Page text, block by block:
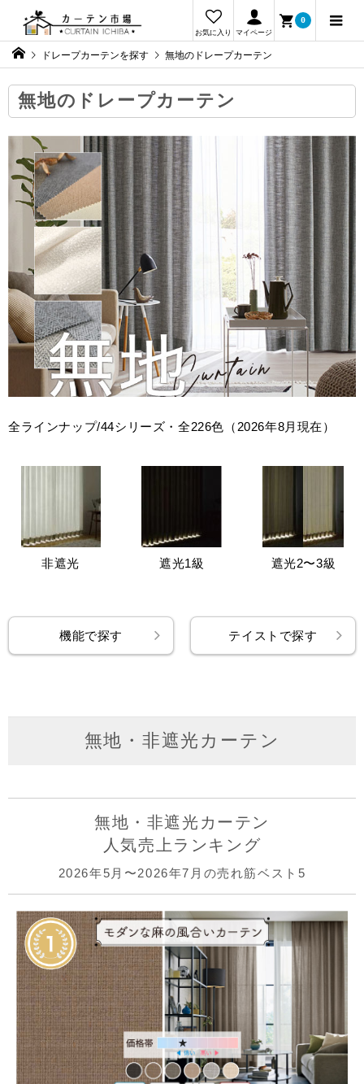
0
お気に入り マイページ
ドレープカーテンを探す 無地のドレープカーテン
無地のドレープカーテン
全ラインナップ/44シリーズ・全226色（2026年8月現在）
非遮光 遮光1級 遮光2〜3級
機能で探す テイストで探す
無地・非遮光カーテン
無地・非遮光カーテン
人気売上ランキング
2026年5月〜2026年7月の売れ筋ベスト5